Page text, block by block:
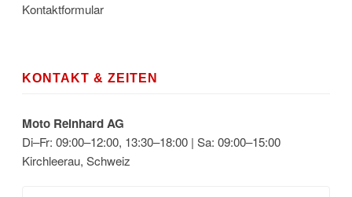
Kontaktformular
KONTAKT & ZEITEN
Moto Reinhard AG
Di–Fr: 09:00–12:00, 13:30–18:00 | Sa: 09:00–15:00
Kirchleerau, Schweiz